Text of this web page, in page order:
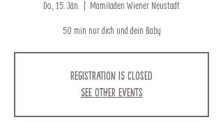
Do., 15. Jän.
  |
Mamiladen Wiener Neustadt
50 min nur dich und dein Baby
Registration is closed
See other events